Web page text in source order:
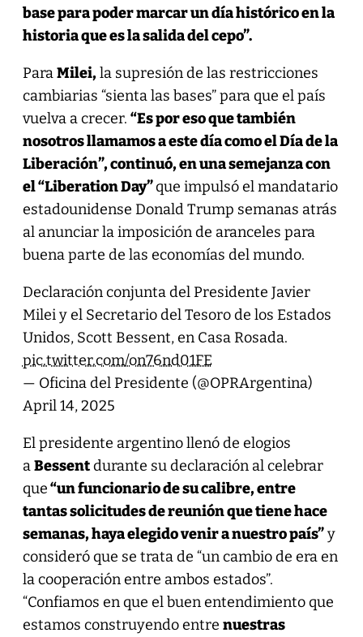
base para poder marcar un día histórico en la
historia que es la salida del cepo”.
ParaMilei,la supresión de las restricciones
cambiarias “sienta las bases” para que el país
vuelva a crecer. “Es por eso que también
nosotros llamamos a este día como el Día de la
Liberación”, continuó, en una semejanza con
el “Liberation Day”que impulsó el mandatario
estadounidense Donald Trump semanas atrás
al anunciar la imposición de aranceles para
buena parte de las economías del mundo.
Declaración conjunta del Presidente Javier
Milei y el Secretario del Tesoro de los Estados
Unidos, Scott Bessent, en Casa Rosada.
pic.twitter.com/on76nd01FE
— Oficina del Presidente (@OPRArgentina)
April 14, 2025
El presidente argentino llenó de elogios
aBessentdurante su declaración al celebrar
que“un funcionario de su calibre, entre
tantas solicitudes de reunión que tiene hace
semanas, haya elegido venir a nuestro país”y
consideró que se trata de “un cambio de era en
la cooperación entre ambos estados”.
“Confiamos en que el buen entendimiento que
estamos construyendo entre nuestras